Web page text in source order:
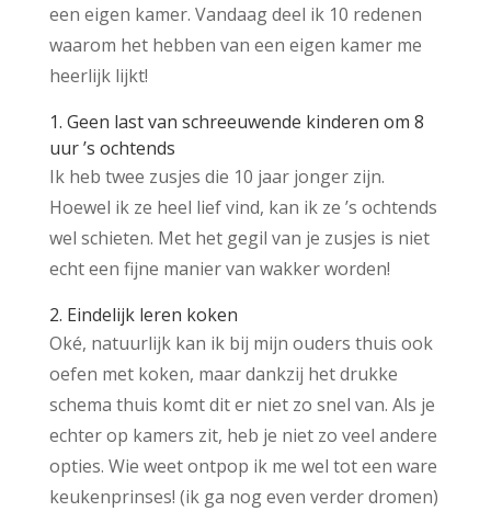
een eigen kamer. Vandaag deel ik 10 redenen
waarom het hebben van een eigen kamer me
heerlijk lijkt!
1. Geen last van schreeuwende kinderen om 8
uur ’s ochtends
Ik heb twee zusjes die 10 jaar jonger zijn.
Hoewel ik ze heel lief vind, kan ik ze ’s ochtends
wel schieten. Met het gegil van je zusjes is niet
echt een fijne manier van wakker worden!
2. Eindelijk leren koken
Oké, natuurlijk kan ik bij mijn ouders thuis ook
oefen met koken, maar dankzij het drukke
schema thuis komt dit er niet zo snel van. Als je
echter op kamers zit, heb je niet zo veel andere
opties. Wie weet ontpop ik me wel tot een ware
keukenprinses! (ik ga nog even verder dromen)